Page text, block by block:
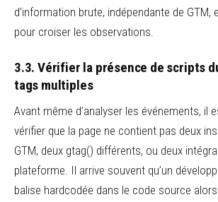
d’information brute, indépendante de GTM,
pour croiser les observations.
3.3. Vérifier la présence de scripts
tags multiples
Avant même d’analyser les événements, il
vérifier que la page ne contient pas deux
GTM, deux gtag() différents, ou deux
plateforme. Il arrive souvent qu’un
balise hardcodée dans le code source